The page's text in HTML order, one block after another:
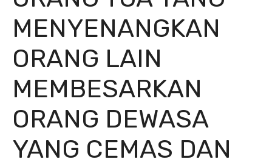
MENYENANGKAN
ORANG LAIN
MEMBESARKAN
ORANG DEWASA
YANG CEMAS DAN